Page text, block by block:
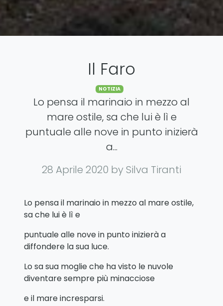
Il Faro
Categories
NOTIZIA
Lo pensa il marinaio in mezzo al
mare ostile, sa che lui è lì e
puntuale alle nove in punto inizierà
a...
28 Aprile 2020 by Silva Tiranti
Lo pensa il marinaio in mezzo al mare ostile,
sa che lui è lì e
puntuale alle nove in punto inizierà a
diffondere la sua luce.
Lo sa sua moglie che ha visto le nuvole
diventare sempre più minacciose
e il mare incresparsi.